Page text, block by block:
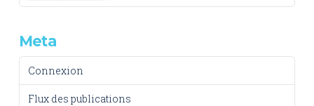
Meta
Connexion
Flux des publications